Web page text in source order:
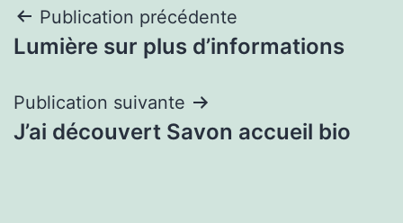
Navigation
de
l’article
Publication précédente
Lumière sur plus d’informations
Publication suivante
J’ai découvert Savon accueil bio